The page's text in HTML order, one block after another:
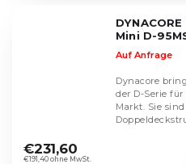
Mini D-
Auf Anfrage
€191,40 ohne MwSt.
€231,60
Dynacore
der D-Serie
Markt. Sie